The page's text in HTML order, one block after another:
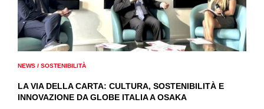
NEWS / SOSTENIBILITÀ
LA VIA DELLA CARTA: CULTURA, SOSTENIBILITÀ E
INNOVAZIONE DA GLOBE ITALIA A OSAKA